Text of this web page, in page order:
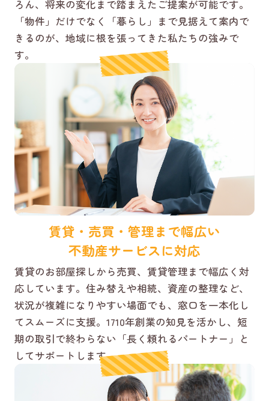
ろん、将来の変化まで踏まえたご提案が可能です。
「物件」だけでなく「暮らし」まで見据えて案内で
きるのが、地域に根を張ってきた私たちの強みで
す。
賃貸・売買・管理まで幅広い
不動産サービスに対応
賃貸のお部屋探しから売買、賃貸管理まで幅広く対
応しています。住み替えや相続、資産の整理など、
状況が複雑になりやすい場面でも、窓口を一本化し
てスムーズに支援。1710年創業の知見を活かし、短
期の取引で終わらない「長く頼れるパートナー」と
してサポートします。